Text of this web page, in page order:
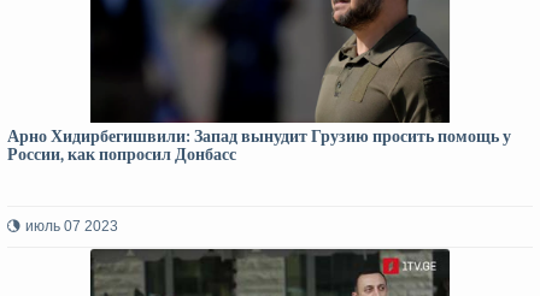
Арно Хидирбегишвили: Запад вынудит Грузию просить помощь у
России, как попросил Донбасс
июль 07 2023